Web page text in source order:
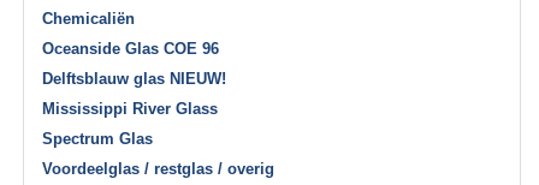
Chemicaliën
Oceanside Glas COE 96
Delftsblauw glas NIEUW!
Mississippi River Glass
Spectrum Glas
Voordeelglas / restglas / overig